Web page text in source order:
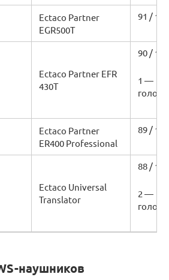
Ectaco Partner
EGR500Т
91 / 100
Ectaco Partner EFR
430T
90 / 100
1 —
голос
Ectaco Partner
ER400 Professional
89 / 100
Ectaco Universal
Translator
88 / 100
2 —
голоса
наушников